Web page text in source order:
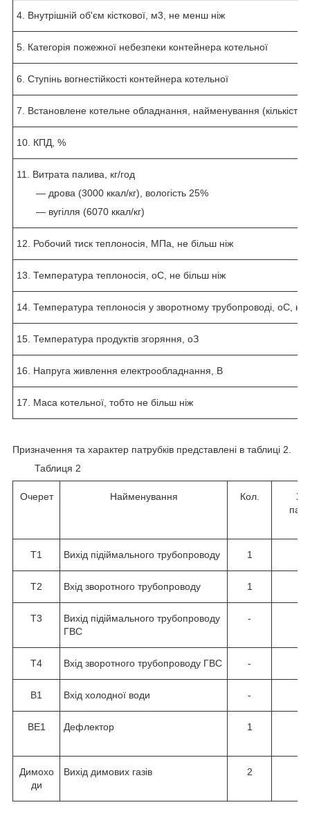
4. Внутрішній об'єм кісткової, м3 , не менш ніж
5. Категорія пожежної небезпеки контейнера котельної
6. Ступінь вогнестійкості контейнера котельної
7. Встановлене котельне обладнання, найменування (кількість)
10. КПД, %
11. Витрата палива, кг/год
― дрова (3000 ккал/кг), вологість 25%
— вугілля (6070 ккал/кг)
12. Робочий тиск теплоносія, МПа, не більш ніж
13. Температура теплоносія, оС, не більш ніж
14. Температура теплоносія у зворотному трубопроводі, оС, не
15. Температура продуктів згоряння, оЗ
16. Напруга живлення електрообладнання, В
17. Маса котельної, тобто не більш ніж
Призначення та характер патрубків представлені в таблиці 2.
Таблиця 2
Очерет Найменування Кол.
Т1 Вихід підіймального трубопроводу 1
Т2 Вхід зворотного трубопроводу 1
Т3
Вихід підіймального трубопроводу
ГВС
-
Т4 Вхід зворотного трубопроводу ГВС -
В1 Вхід холодної води -
ВЕ1 Дефлектор 1
Димохо
ди
Вихід димових газів 2